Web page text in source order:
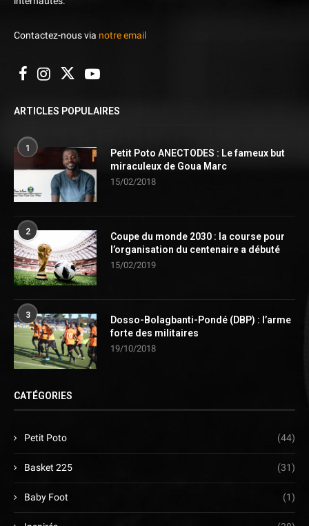
Contactez-nous via notre email
ARTICLES POPULAIRES
1
Petit Poto ANECTODES : Le fameux but
miraculeux de Goua Marc
15/02/2018
2
Coupe du monde 2030 : la course pour
l’organisation du centenaire a débuté
15/02/2019
3
Dosso-Bolagbanti-Pondé (DBP) : l’arme
forte des militaires
19/10/2018
CATÉGORIES
Petit Poto (44)
Basket 225 (31)
Baby Foot (1)